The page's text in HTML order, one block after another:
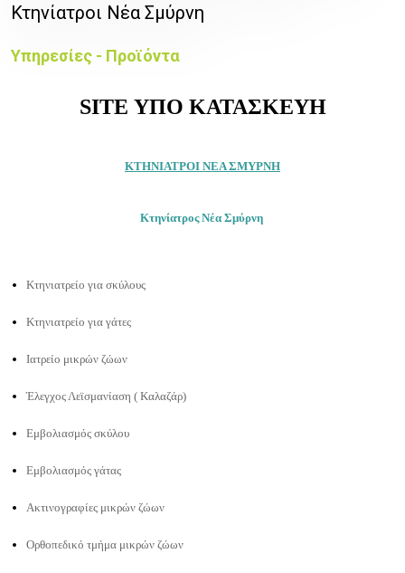
Κτηνίατροι Νέα Σμύρνη
Υπηρεσίες - Προϊόντα
SITE ΥΠΟ ΚΑΤΑΣΚΕΥΗ
ΚΤΗΝΙΑΤΡΟΙ ΝΕΑ ΣΜΥΡΝΗ
Κτηνίατρος Νέα Σμύρνη
Κτηνιατρείο για σκύλους
Κτηνιατρείο για γάτες
Ιατρείο μικρών ζώων
Έλεγχος Λεϊσμανίαση ( Καλαζάρ)
Εμβολιασμός σκύλου
Εμβολιασμός γάτας
Ακτινογραφίες μικρών ζώων
Ορθοπεδικό τμήμα μικρών ζώων